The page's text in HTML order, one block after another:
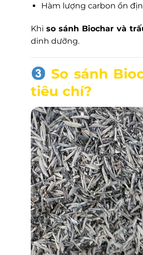
Hàm lượng carbon ổn
Khi so sánh Biochar và
dinh dưỡng.
So sánh
tiêu chí?